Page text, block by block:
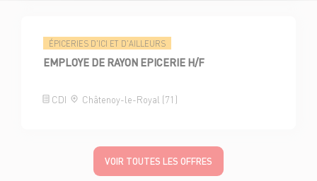
ÉPICERIES D'ICI ET D'AILLEURS
EMPLOYE DE RAYON EPICERIE H/F
CDI Châtenoy-le-Royal (71)
VOIR TOUTES LES OFFRES